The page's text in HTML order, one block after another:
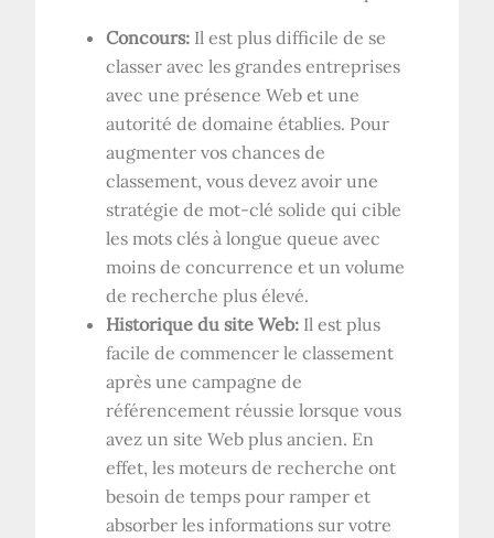
Concours: Il est plus difficile de se
classer avec les grandes entreprises
avec une présence Web et une
autorité de domaine établies. Pour
augmenter vos chances de
classement, vous devez avoir une
stratégie de mot-clé solide qui cible
les mots clés à longue queue avec
moins de concurrence et un volume
de recherche plus élevé.
Historique du site Web: Il est plus
facile de commencer le classement
après une campagne de
référencement réussie lorsque vous
avez un site Web plus ancien. En
effet, les moteurs de recherche ont
besoin de temps pour ramper et
absorber les informations sur votre